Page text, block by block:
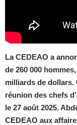
La CEDEAO a
de 260 000
milliards de dollars.
réunion des chefs
le 27 août 2025.
CEDEAO aux